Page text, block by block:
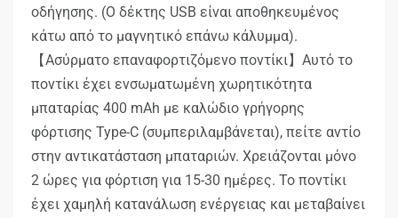
οδήγησης. (Ο δέκτης USB είναι αποθηκευμένος
κάτω από το μαγνητικό επάνω κάλυμμα).
【Ασύρματο επαναφορτιζόμενο ποντίκι】Αυτό το
ποντίκι έχει ενσωματωμένη χωρητικότητα
μπαταρίας 400 mAh με καλώδιο γρήγορης
φόρτισης Type-C (συμπεριλαμβάνεται), πείτε αντίο
στην αντικατάσταση μπαταριών. Χρειάζονται μόνο
2 ώρες για φόρτιση για 15-30 ημέρες. Το ποντίκι
έχει χαμηλή κατανάλωση ενέργειας και μεταβαίνει